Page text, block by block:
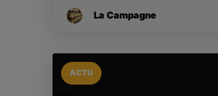
La Campagne
ACTU